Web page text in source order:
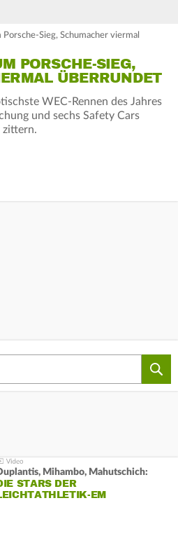
Sieg, Schumacher viermal
PORSCHE-SIEG,
ÜBERRUNDET
WEC-Rennen des Jahres
und sechs Safety Cars
zittern.
Mihambo, Mahutschich:
STARS DER
EM